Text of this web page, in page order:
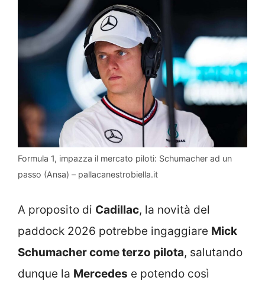
Formula 1, impazza il mercato piloti: Schumacher ad un
passo (Ansa) – pallacanestrobiella.it
A proposito di Cadillac, la novità del
paddock 2026 potrebbe ingaggiare Mick
Schumacher come terzo pilota, salutando
dunque la Mercedes e potendo così